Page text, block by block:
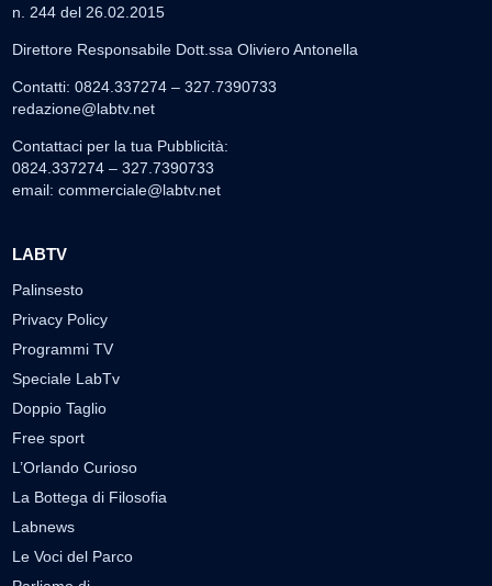
n. 244 del 26.02.2015
Direttore Responsabile Dott.ssa Oliviero Antonella
Contatti: 0824.337274 – 327.7390733
redazione@labtv.net
Contattaci per la tua Pubblicità:
0824.337274 – 327.7390733
email: commerciale@labtv.net
LABTV
Palinsesto
Privacy Policy
Programmi TV
Speciale LabTv
Doppio Taglio
Free sport
L’Orlando Curioso
La Bottega di Filosofia
Labnews
Le Voci del Parco